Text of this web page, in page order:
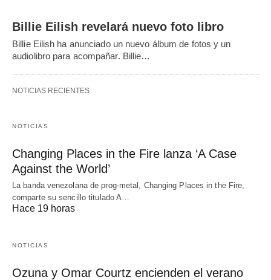
Billie Eilish revelará nuevo foto libro
Billie Eilish ha anunciado un nuevo álbum de fotos y un
audiolibro para acompañar. Billie…
NOTICIAS RECIENTES
NOTICIAS
Changing Places in the Fire lanza ‘A Case
Against the World’
La banda venezolana de prog-metal, Changing Places in the Fire,
comparte su sencillo titulado A…
Hace 19 horas
NOTICIAS
Ozuna y Omar Courtz encienden el verano